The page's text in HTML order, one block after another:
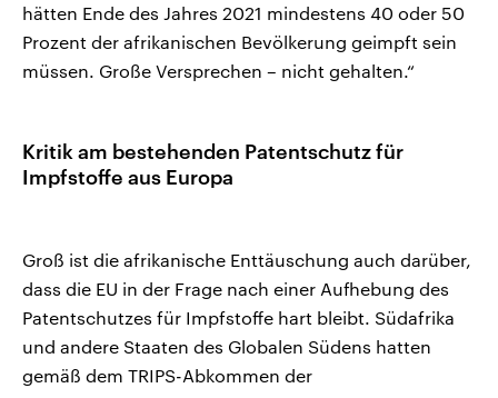
hätten Ende des Jahres 2021 mindestens 40 oder 50
Prozent der afrikanischen Bevölkerung geimpft sein
müssen. Große Versprechen – nicht gehalten.“
Kritik am bestehenden Patentschutz für
Impfstoffe aus Europa
Groß ist die afrikanische Enttäuschung auch darüber,
dass die EU in der Frage nach einer Aufhebung des
Patentschutzes für Impfstoffe hart bleibt. Südafrika
und andere Staaten des Globalen Südens hatten
gemäß dem TRIPS-Abkommen der